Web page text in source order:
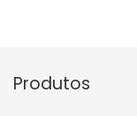
Produtos